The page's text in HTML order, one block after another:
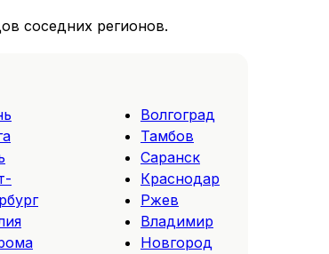
соседних регионов.
Волгоград
Тамбов
Саранск
Краснодар
Ржев
Владимир
Новгород